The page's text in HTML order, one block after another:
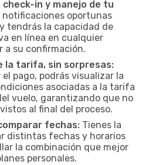
in y manejo de tu
notificaciones oportunas
tendrás la capacidad de
en línea en cualquier
a su confirmación.
la tarifa, sin sorpresas:
pago, podrás visualizar la
asociadas a la tarifa
vuelo, garantizando que no
al final del proceso.
fechas: Tienes la
distintas fechas y horarios
la combinación que mejor
personales.